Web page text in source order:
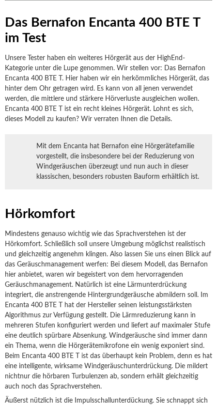
Das Bernafon Encanta 400 BTE T
im Test
Unsere Tester haben ein weiteres Hörgerät aus der HighEnd-
Kategorie unter die Lupe genommen. Wir stellen vor: Das Bernafon
Encanta 400 BTE T. Hier haben wir ein herkömmliches Hörgerät, das
hinter dem Ohr getragen wird. Es kann von all jenen verwendet
werden, die mittlere und stärkere Hörverluste ausgleichen wollen.
Encanta 400 BTE T ist ein recht kleines Hörgerät. Lohnt es sich,
dieses Modell zu kaufen? Wir verraten Ihnen die Details.
Mit dem Encanta hat Bernafon eine Hörgerätefamilie
vorgestellt, die insbesondere bei der Reduzierung von
Windgeräuschen überzeugt und nun auch in dieser
klassischen, besonders robusten Bauform erhältlich ist.
Hörkomfort
Mindestens genauso wichtig wie das Sprachverstehen ist der
Hörkomfort. Schließlich soll unsere Umgebung möglichst realistisch
und gleichzeitig angenehm klingen. Also lassen Sie uns einen Blick auf
das Geräuschmanagement werfen: Bei diesem Modell, das Bernafon
hier anbietet, waren wir begeistert von dem hervorragenden
Geräuschmanagement. Natürlich ist eine Lärmunterdrückung
integriert, die anstrengende Hintergrundgeräusche abmildern soll. Im
Encanta 400 BTE T hat der Hersteller seinen leistungsstärksten
Algorithmus zur Verfügung gestellt. Die Lärmreduzierung kann in
mehreren Stufen konfiguriert werden und liefert auf maximaler Stufe
eine deutlich spürbare Absenkung. Windgeräusche sind immer dann
ein Thema, wenn die Hörgerätemikrofone ein wenig exponiert sind.
Beim Encanta 400 BTE T ist das überhaupt kein Problem, denn es hat
eine intelligente, wirksame Windgeräuschunterdrückung. Die mildert
nichtnur die hörbaren Turbulenzen ab, sondern erhält gleichzeitig
auch noch das Sprachverstehen.
Äußerst nützlich ist die Impulsschallunterdückung. Sie schnappt sich